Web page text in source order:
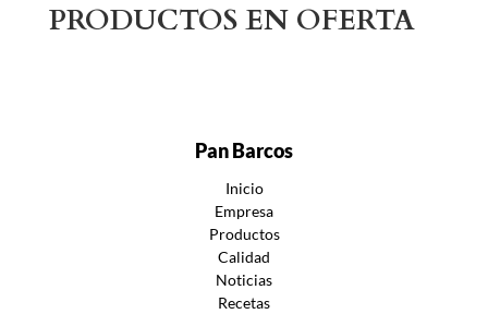
PRODUCTOS EN OFERTA
Pan Barcos
Inicio
Empresa
Productos
Calidad
Noticias
Recetas